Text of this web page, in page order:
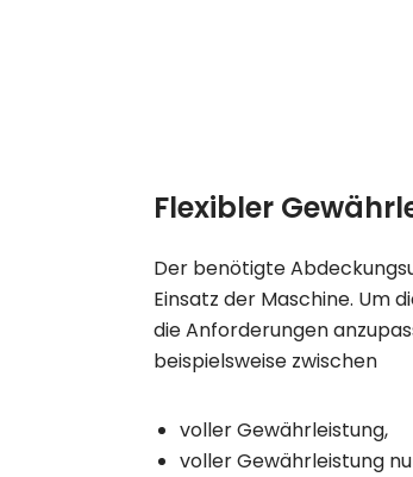
Flexibler
Der benötigte
Einsatz der Maschine. Um
die Anforderungen
beispielsweise zwischen
voller Gewährleistung,
voller Gewährleistung